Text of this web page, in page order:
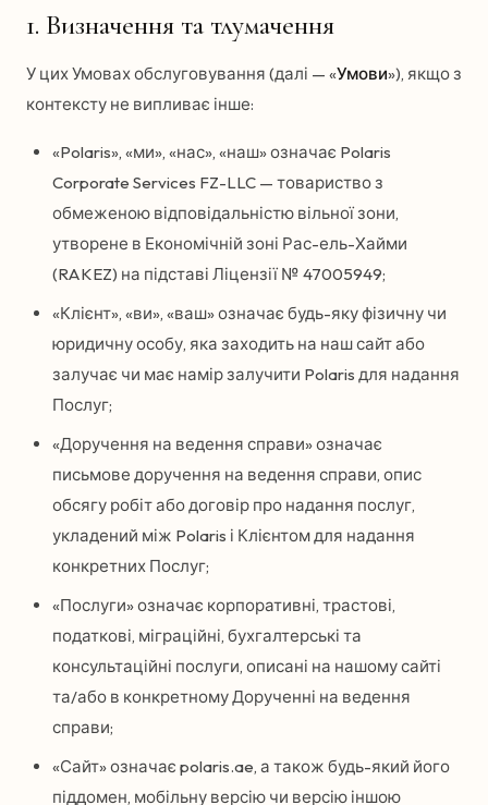
1. Визначення та тлумачення
У цих Умовах обслуговування (далі — «Умови»), якщо з
контексту не випливає інше:
«Polaris», «ми», «нас», «наш» означає Polaris
Corporate Services FZ-LLC — товариство з
обмеженою відповідальністю вільної зони,
утворене в Економічній зоні Рас-ель-Хайми
(RAKEZ) на підставі Ліцензії № 47005949;
«Клієнт», «ви», «ваш» означає будь-яку фізичну чи
юридичну особу, яка заходить на наш сайт або
залучає чи має намір залучити Polaris для надання
Послуг;
«Доручення на ведення справи» означає
письмове доручення на ведення справи, опис
обсягу робіт або договір про надання послуг,
укладений між Polaris і Клієнтом для надання
конкретних Послуг;
«Послуги» означає корпоративні, трастові,
податкові, міграційні, бухгалтерські та
консультаційні послуги, описані на нашому сайті
та/або в конкретному Дорученні на ведення
справи;
«Сайт» означає polaris.ae, а також будь-який його
піддомен, мобільну версію чи версію іншою